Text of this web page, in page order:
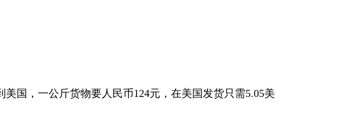
国，一公斤货物要人民币124元，在美国发货只需5.05美